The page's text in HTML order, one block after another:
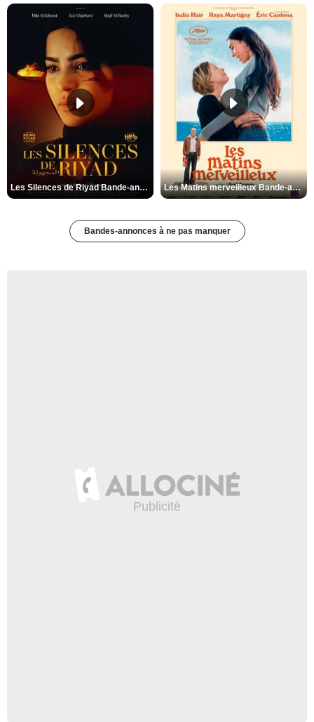
Les Silences de Riyad Bande-annonce VO STFR Les Matins merveilleux Bande-annonce VF
Bandes-annonces à ne pas manquer